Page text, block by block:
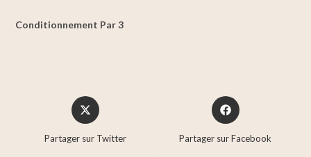
Conditionnement Par 3
Partager sur Twitter Partager sur Facebook